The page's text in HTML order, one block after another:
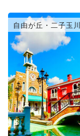
自由が丘・二子玉川